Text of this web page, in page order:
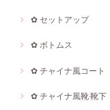
✿ セットアップ
✿ ボトムス
✿ チャイナ風コート
✿ チャイナ風靴·靴下